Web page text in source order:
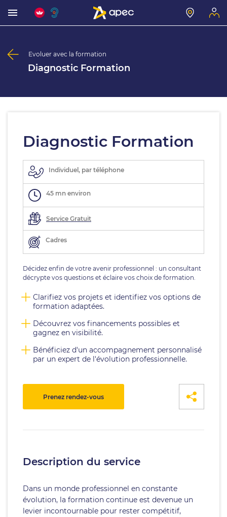
Evoluer avec la formation
Diagnostic Formation
Diagnostic Formation
Individuel, par téléphone
45 mn environ
Service Gratuit
Cadres
Décidez enfin de votre avenir professionnel : un consultant
décrypte vos questions et éclaire vos choix de formation.
Clarifiez vos projets et identifiez vos options de
formation adaptées.
Découvrez vos financements possibles et
gagnez en visibilité.
Bénéficiez d'un accompagnement personnalisé
par un expert de l'évolution professionnelle.
Prenez rendez-vous
Description du service
Dans un monde professionnel en constante
évolution, la formation continue est devenue un
levier incontournable pour rester compétitif,